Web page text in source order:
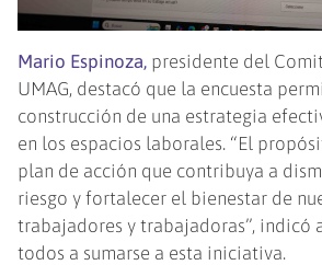
Mario Espinoza, presidente del
UMAG, destacó que la encuesta
construcción de una estrategia
en los espacios laborales. “El
plan de acción que contribuya a
riesgo y fortalecer el bienestar de
trabajadores y trabajadoras”, indicó
todos a sumarse a esta iniciativa.